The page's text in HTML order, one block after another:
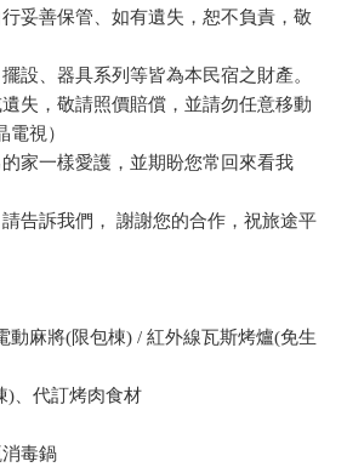
妥善保管、如有遺失，恕不負責，敬
設、器具系列等皆為本民宿之財產。
失，敬請照價賠償，並請勿任意移動
視）
家一樣愛護，並期盼您常回來看我
告訴我們， 謝謝您的合作，祝旅途平
動麻將(限包棟) / 紅外線瓦斯烤爐(免生
)、代訂烤肉食材
毒鍋